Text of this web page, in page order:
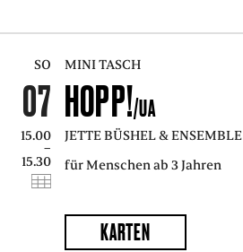
SO
07
15.00
–
15.30
MINI TASCH
HOPP!/UA
JETTE BÜSHEL & ENSEMBLE
für Menschen ab 3 Jahren
KARTEN